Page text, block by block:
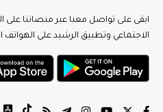
ابقى على تواصل معنا عبر منصاتنا على
الاجتماعي وتطبيق الرشيد على الهواتف